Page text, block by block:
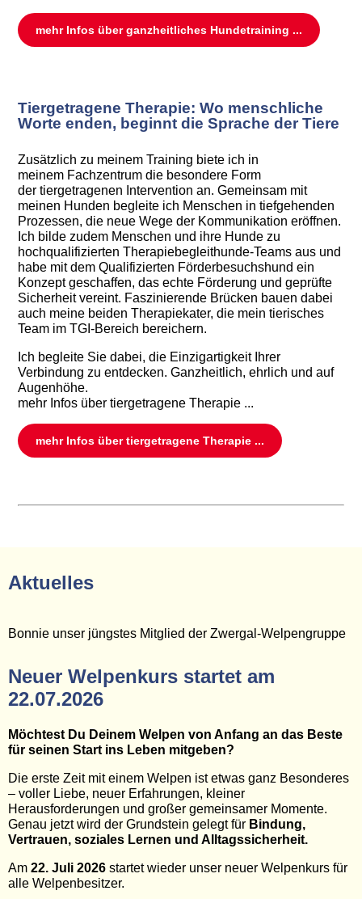
mehr Infos über ganzheitliches Hundetraining ...
Tiergetragene Therapie: Wo menschliche
Worte enden, beginnt die Sprache der Tiere
Zusätzlich zu meinem Training biete ich in
meinem Fachzentrum die besondere Form
der tiergetragenen Intervention an. Gemeinsam mit
meinen Hunden begleite ich Menschen in tiefgehenden
Prozessen, die neue Wege der Kommunikation eröffnen.
Ich bilde zudem Menschen und ihre Hunde zu
hochqualifizierten Therapiebegleithunde-Teams aus und
habe mit dem Qualifizierten Förderbesuchshund ein
Konzept geschaffen, das echte Förderung und geprüfte
Sicherheit vereint. Faszinierende Brücken bauen dabei
auch meine beiden Therapiekater, die mein tierisches
Team im TGI-Bereich bereichern.
Ich begleite Sie dabei, die Einzigartigkeit Ihrer
Verbindung zu entdecken. Ganzheitlich, ehrlich und auf
Augenhöhe.
mehr Infos über tiergetragene Therapie ...
mehr Infos über tiergetragene Therapie ...
Aktuelles
Bonnie unser jüngstes Mitglied der Zwergal-Welpengruppe
Neuer Welpenkurs startet am
22.07.2026
Möchtest Du Deinem Welpen von Anfang an das Beste
für seinen Start ins Leben mitgeben?
Die erste Zeit mit einem Welpen ist etwas ganz Besonderes
– voller Liebe, neuer Erfahrungen, kleiner
Herausforderungen und großer gemeinsamer Momente.
Genau jetzt wird der Grundstein gelegt für Bindung,
Vertrauen, soziales Lernen und Alltagssicherheit.
Am 22. Juli 2026 startet wieder unser neuer Welpenkurs für
alle Welpenbesitzer.